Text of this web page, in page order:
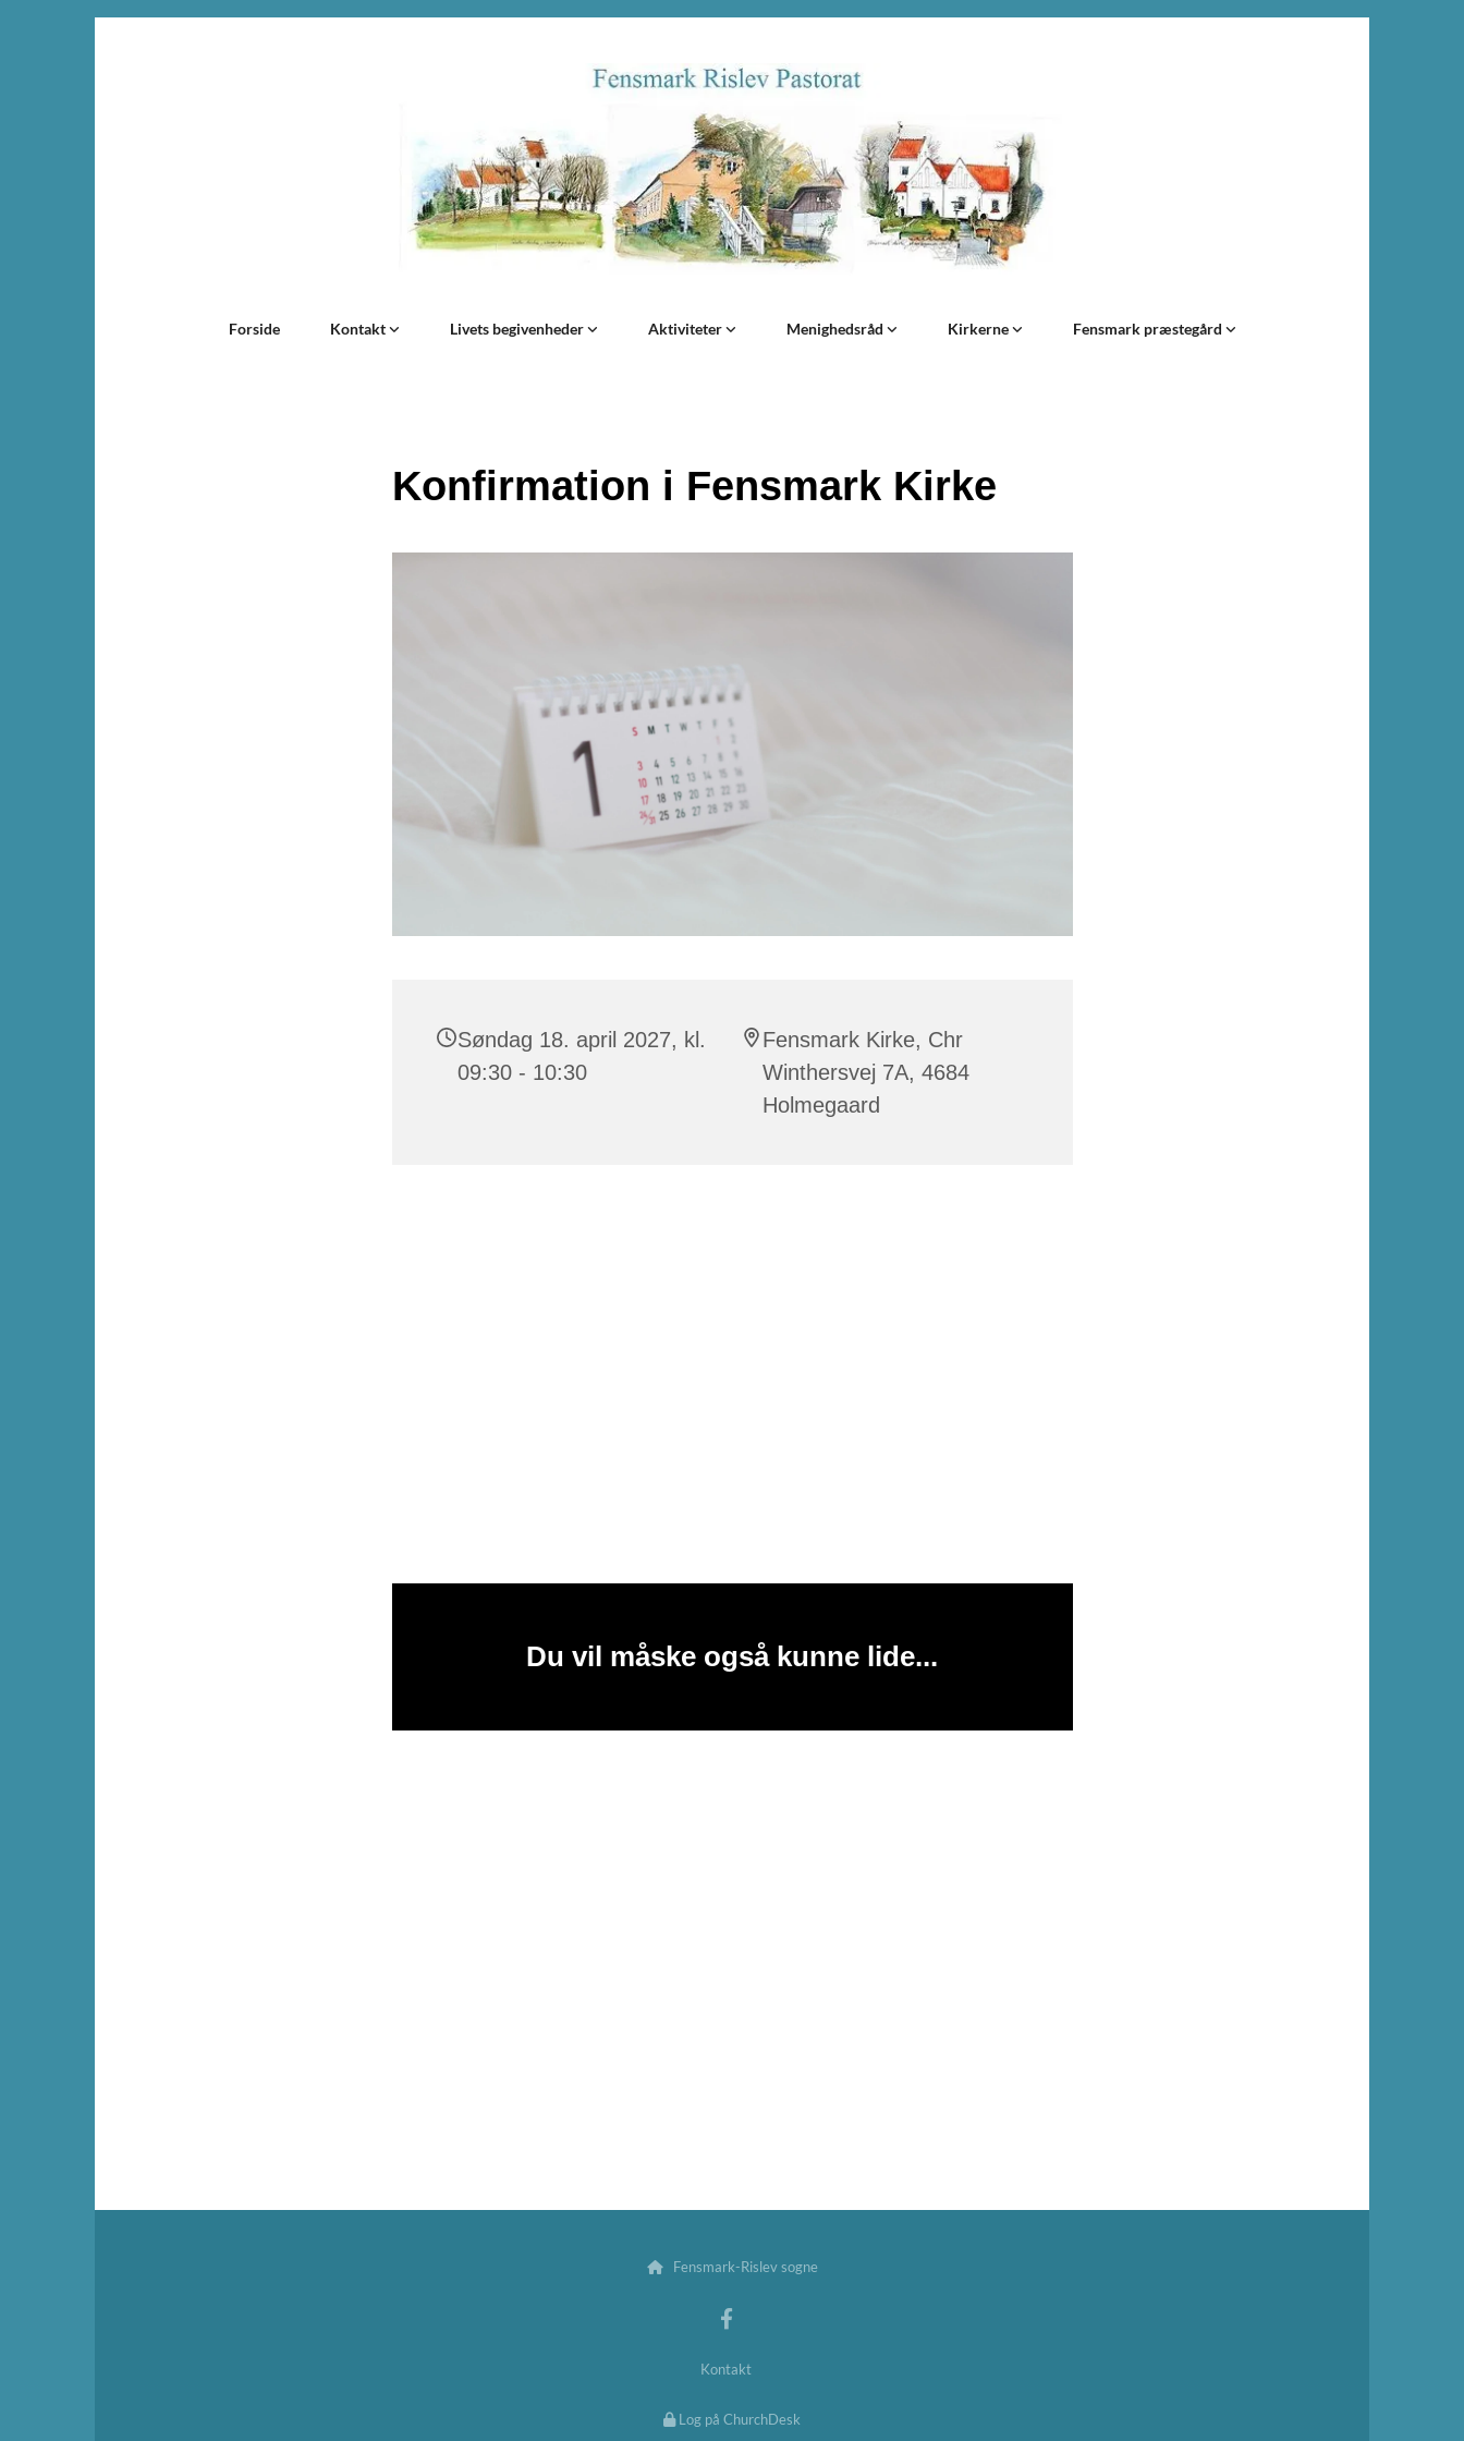
Forside Kontakt Livets begivenheder Aktiviteter Menighedsråd Kirkerne Fensmark præstegård
Konfirmation i Fensmark Kirke
Søndag 18. april 2027, kl.
09:30 - 10:30
Fensmark Kirke, Chr
Winthersvej 7A, 4684
Holmegaard
Du vil måske også kunne lide...
Fensmark-Rislev sogne
Kontakt
Log på ChurchDesk